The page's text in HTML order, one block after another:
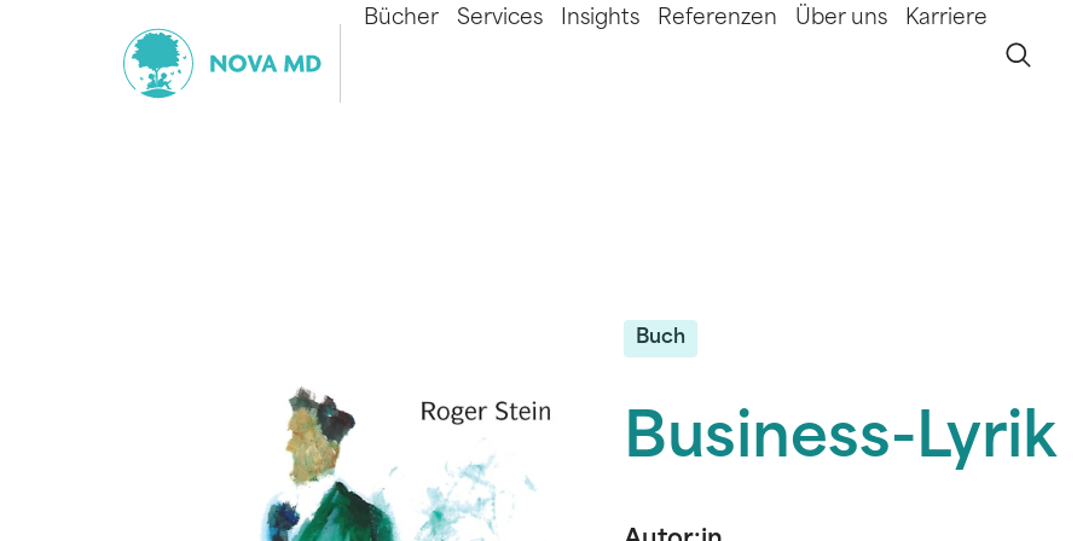
Bücher Services Insights Referenzen Über uns Karriere
Buch
Business-Lyrik